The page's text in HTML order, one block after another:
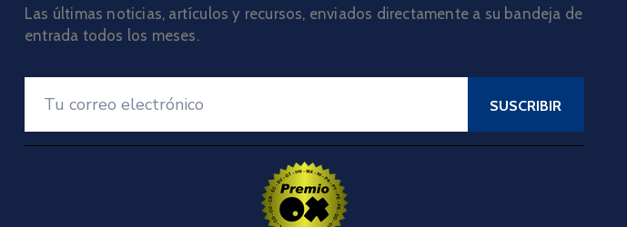
Las últimas noticias, artículos y recursos, enviados directamente a su bandeja de
entrada todos los meses.